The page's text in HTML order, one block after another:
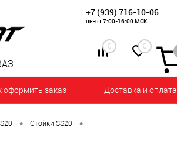
+7 (939) 716-10-06
пн-пт 7:00-16:00 МСК
0 0
оформить заказ Доставка и оплата
• Стойки SS20 •